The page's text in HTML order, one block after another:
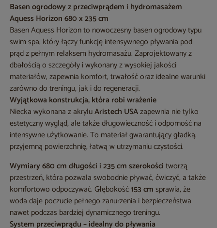
Basen ogrodowy z przeciwprądem i hydromasażem
Aquess Horizon 680 x 235 cm
Basen Aquess Horizon to nowoczesny basen ogrodowy typu
swim spa, który łączy funkcję intensywnego pływania pod
prąd z pełnym relaksem hydromasażu. Zaprojektowany z
dbałością o szczegóły i wykonany z wysokiej jakości
materiałów, zapewnia komfort, trwałość oraz idealne warunki
zarówno do treningu, jak i do regeneracji.
Wyjątkowa konstrukcja, która robi wrażenie
Niecka wykonana z akryluAristech USAzapewnia nie tylko
estetyczny wygląd, ale także długowieczność i odporność na
intensywne użytkowanie. To materiał gwarantujący gładką,
przyjemną powierzchnię, łatwą w utrzymaniu czystości.
Wymiary 680 cm długości i 235 cm szerokościtworzą
przestrzeń, która pozwala swobodnie pływać, ćwiczyć, a także
komfortowo odpoczywać. Głębokość153 cmsprawia, że
woda daje poczucie pełnego zanurzenia i bezpieczeństwa
nawet podczas bardziej dynamicznego treningu.
System przeciwprądu – idealny do pływania